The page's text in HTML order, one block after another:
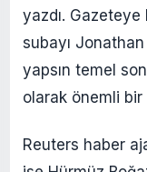
yazdı.
subayı
yapsın temel
olarak önemli bir
Reuters haber